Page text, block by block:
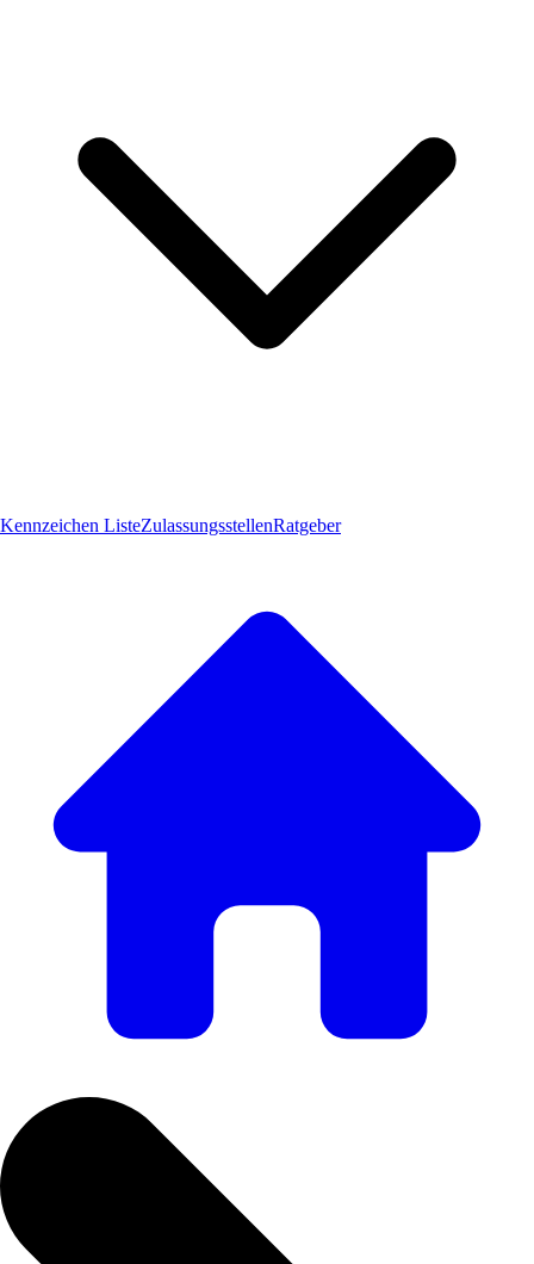
Kennzeichen ListeZulassungsstellenRatgeber